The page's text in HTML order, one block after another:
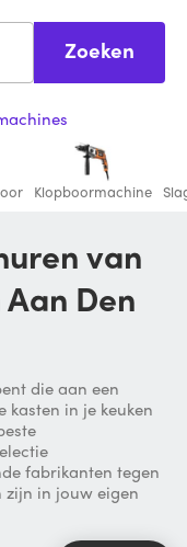
Zoeken
Klopboormachine
Den
die aan een
in je keuken
fabrikanten tegen
in jouw eigen